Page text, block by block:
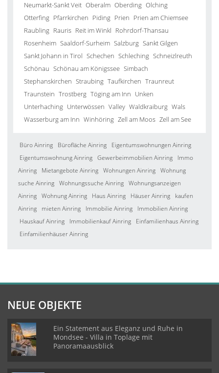
Neumarkt-Sankt Veit Oberalm Oberding Olching
Otterfing Pfarrkirchen Piding Prien Prien am Chiemsee
Raubling Rauris Reit im Winkl Rohrdorf-Thansau
Rosenheim Saaldorf-Surheim Salzburg Sankt Gilgen
Sankt Johann in Tirol Schechen Schleching Schneizlreuth
Schönau Schönau am Königssee Simbach
Stephanskirchen Straubing Taufkirchen Traunreut
Traunstein Trostberg Töging am Inn Unken
Unterhaching Unterwössen Valley Waldkraiburg Wals
Wasserburg am Inn Winhöring Zell am Moos Zell am See
Büro Ainring Bürofläche Ainring
Eigentumswohnungen Ainring
Eigentumswohnung Ainring Gewerbeimmobilien Ainring
Immo
Ainring
Mietangebote Ainring Wohnungen Ainring Wohnung
suche Ainring Wohnungssuche Ainring Wohnungsanzeigen
Ainring Wohnung Ainring Haus Ainring Häuser Ainring
kaufen
Ainring
mieten Ainring Immobilie Ainring
Immobilien Ainring
Hauskauf Ainring
Immobilienkauf Ainring
Einfamilienhaus Ainring
Einfamilienhäuser Ainring
NEUE OBJEKTE
Ein Statement aus Eleganz und Ruhe in
Mondsee - Villa in Toplage mit
Panoramaausblick